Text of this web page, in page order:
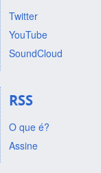
Twitter
YouTube
SoundCloud
RSS
O que é?
Assine